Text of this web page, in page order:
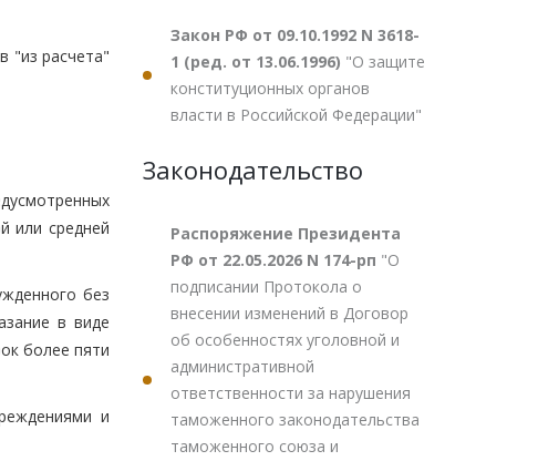
"из расчета"
или средней
без
в виде
более пяти
и
Закон РФ от 09.10.1992 N 3618-
1 (ред. от 13.06.1996) "О защите
конституционных органов
власти в Российской Федерации"
Законодательство
Распоряжение Президента
РФ от 22.05.2026 N 174-рп "О
подписании Протокола о
внесении изменений в Договор
об особенностях уголовной и
административной
ответственности за нарушения
таможенного законодательства
таможенного союза и